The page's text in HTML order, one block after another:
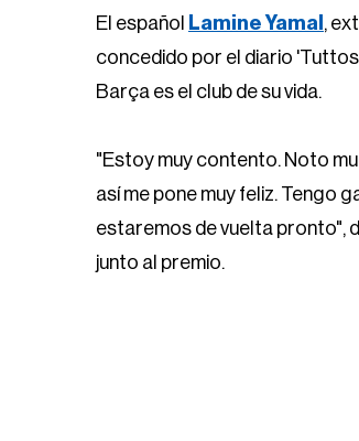
El español Lamine Yamal ,
concedido por el diario
Barça es el club de su vida.
"Estoy muy contento. Noto
así me pone muy feliz. Tengo
estaremos de vuelta pronto",
junto al premio.